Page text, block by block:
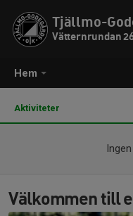
Hem
Tjällmo-
Vätternrundan
Aktiviteter
Välkommen till